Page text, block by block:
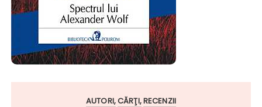
AUTORI CĂRŢI RECENZII